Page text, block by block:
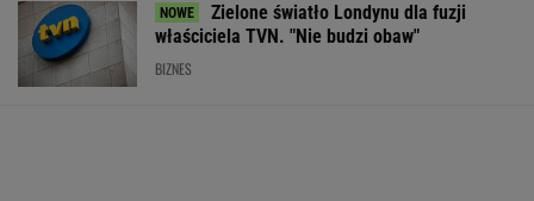
Zielone światło Londynu dla fuzji
właściciela TVN. "Nie budzi obaw"
BIZNES